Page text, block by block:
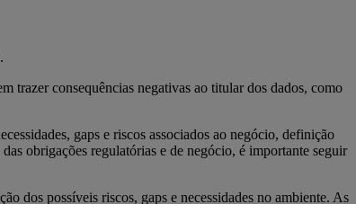
trazer consequências negativas ao titular dos dados, como
gaps e riscos associados ao negócio, definição
obrigações regulatórias e de negócio, é importante seguir
dos possíveis riscos, gaps e necessidades no ambiente. As